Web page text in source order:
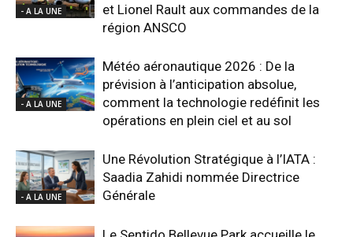
- A LA UNE
et Lionel Rault aux commandes de la
région ANSCO
- A LA UNE
Météo aéronautique 2026 : De la
prévision à l’anticipation absolue,
comment la technologie redéfinit les
opérations en plein ciel et au sol
- A LA UNE
Une Révolution Stratégique à l’IATA :
Saadia Zahidi nommée Directrice
Générale